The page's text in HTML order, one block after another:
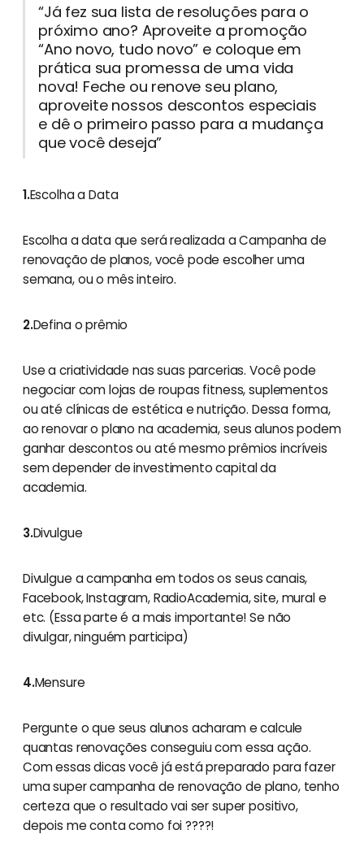
“Já fez sua lista de resoluções para o
próximo ano? Aproveite a promoção
“Ano novo, tudo novo” e coloque em
prática sua promessa de uma vida
nova! Feche ou renove seu plano,
aproveite nossos descontos especiais
e dê o primeiro passo para a mudança
que você deseja”
1.Escolha a Data
Escolha a data que será realizada a Campanha de
renovação de planos, você pode escolher uma
semana, ou o mês inteiro.
2.Defina o prêmio
Use a criatividade nas suas parcerias. Você pode
negociar com lojas de roupas fitness, suplementos
ou até clínicas de estética e nutrição. Dessa forma,
ao renovar o plano na academia, seus alunos podem
ganhar descontos ou até mesmo prêmios incríveis
sem depender de investimento capital da
academia.
3.Divulgue
Divulgue a campanha em todos os seus canais,
Facebook, Instagram, RadioAcademia, site, mural e
etc. (Essa parte é a mais importante! Se não
divulgar, ninguém participa)
4.Mensure
Pergunte o que seus alunos acharam e calcule
quantas renovações conseguiu com essa ação.
Com essas dicas você já está preparado para fazer
uma super campanha de renovação de plano, tenho
certeza que o resultado vai ser super positivo,
depois me conta como foi ????!